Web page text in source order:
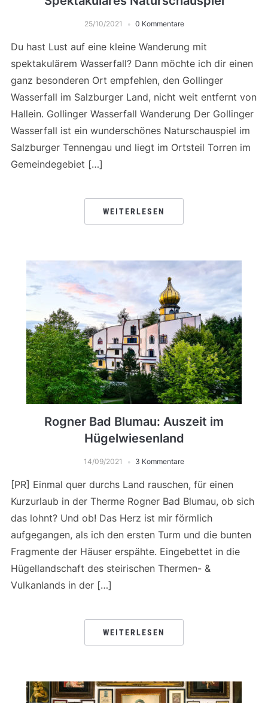
25/10/2021 0 Kommentare
Du hast Lust auf eine kleine Wanderung mit
spektakulärem Wasserfall? Dann möchte ich dir einen
ganz besonderen Ort empfehlen, den Gollinger
Wasserfall im Salzburger Land, nicht weit entfernt von
Hallein. Gollinger Wasserfall Wanderung Der Gollinger
Wasserfall ist ein wunderschönes Naturschauspiel im
Salzburger Tennengau und liegt im Ortsteil Torren im
Gemeindegebiet […]
WEITERLESEN
Rogner Bad Blumau: Auszeit im
Hügelwiesenland
14/09/2021 3 Kommentare
[PR] Einmal quer durchs Land rauschen, für einen
Kurzurlaub in der Therme Rogner Bad Blumau, ob sich
das lohnt? Und ob! Das Herz ist mir förmlich
aufgegangen, als ich den ersten Turm und die bunten
Fragmente der Häuser erspähte. Eingebettet in die
Hügellandschaft des steirischen Thermen- &
Vulkanlands in der […]
WEITERLESEN